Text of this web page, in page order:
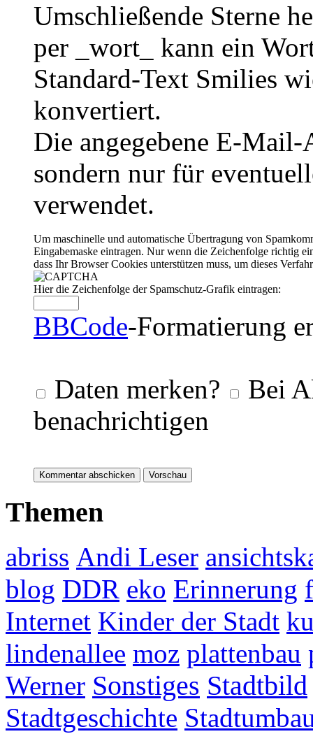
Umschließende Sterne
per _wort_ kann ein
Standard-Text Smilies
konvertiert.
Die angegebene E-
sondern nur für
verwendet.
Um maschinelle und automatische Übertragung von
Eingabemaske eintragen. Nur wenn die Zeichenfolge richtig
dass Ihr Browser Cookies unterstützen muss, um dieses
Hier die Zeichenfolge der Spamschutz-Grafik eintragen:
BBCode-Formatierung
Daten merken?
Bei
benachrichtigen
Themen
abriss Andi Leser
blog DDR eko Erinnerung
Internet Kinder der Stadt
lindenallee moz plattenbau
Werner Sonstiges Stadtbild
Stadtgeschichte